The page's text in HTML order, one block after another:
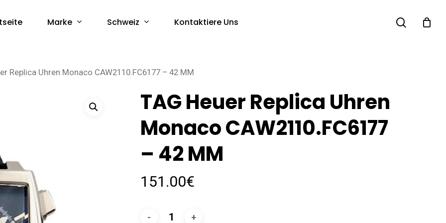
Marke Schweiz Kontaktiere Uns search
Replica Uhren Monaco CAW2110.FC6177 – 42 MM
TAG Heuer Replica Uhren
Monaco CAW2110.FC6177
– 42 MM
151.00€